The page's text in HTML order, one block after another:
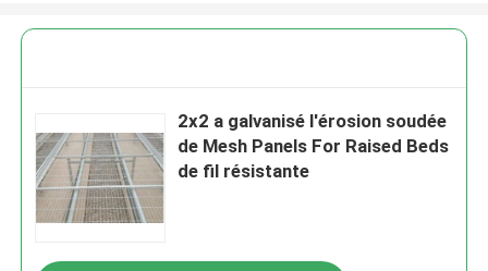
2x2 a galvanisé l'érosion soudée
de Mesh Panels For Raised Beds
de fil résistante